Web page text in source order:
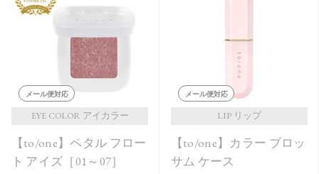
メール便対応
EYE COLOR アイカラー
【to/one】ペタル フロー
ト アイズ［01～07］
メール便対応
LIP リップ
【to/one】カラー ブロッ
サム ケース